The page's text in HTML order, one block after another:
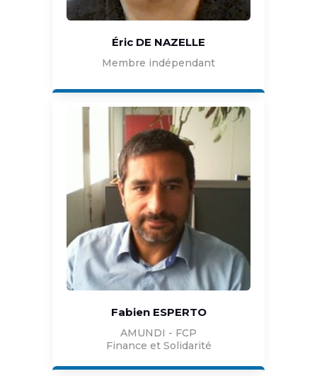
Éric DE NAZELLE
Membre indépendant
Fabien ESPERTO
AMUNDI - FCP
Finance et Solidarité